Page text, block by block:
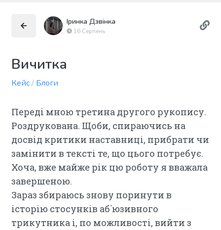
Іринка Дзвінка
16 Серпень
Вичитка
Кейс/ Блоги
Переді мною третина другого рукопису.
Роздрукована. Щоби, спираючись на
досвід критики наставниці, прибрати чи
замінити в тексті те, що цього потребує.
Хоча, вже майже рік цю роботу я вважала
завершеною.
Зараз збираюсь знову поринути в
історію стосунків аб`юзивного
трикутника і, по можливості, вийти з